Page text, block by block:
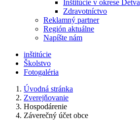
Inštitúcie v okrese Detva
Zdravotníctvo
Reklamný partner
Región aktuálne
Napíšte nám
inštitúcie
Školstvo
Fotogaléria
Úvodná stránka
Zverejňovanie
Hospodárenie
Záverečný účet obce